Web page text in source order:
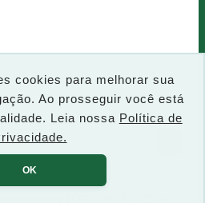
cookies para melhorar sua
Ao prosseguir você está
Leia nossa Política de
OK
P
e
q
u